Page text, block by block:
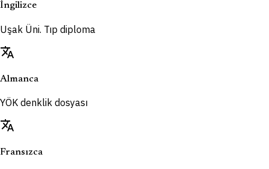
İngilizce
Uşak Üni. Tıp diploma
translate
Almanca
YÖK denklik dosyası
translate
Fransızca